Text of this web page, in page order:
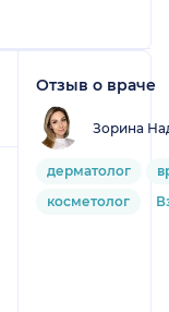
Отзыв о враче
Зорина
дерматолог
косметолог